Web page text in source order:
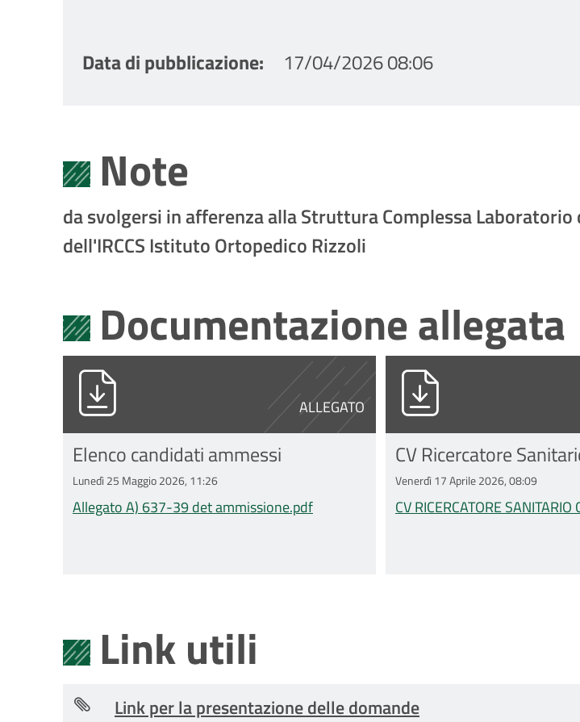
Data di pubblicazione 17/04/2026 08:06
Note
da svolgersi in afferenza alla Struttura Complessa
dell'IRCCS Istituto Ortopedico Rizzoli
Documentazione allegata
ALLEGATO
Allegato A) 637-39 det ammissione.pdf
Elenco candidati ammessi
Lunedì 25 Maggio 2026, 11:26
Allegato A) 637-39 det ammissione.pdf
CV RICERCATORE
CV Ricercatore
Venerdì 17 Aprile 2026, 08:09
CV RICERCATORE
Link utili
Link per la presentazione delle domande